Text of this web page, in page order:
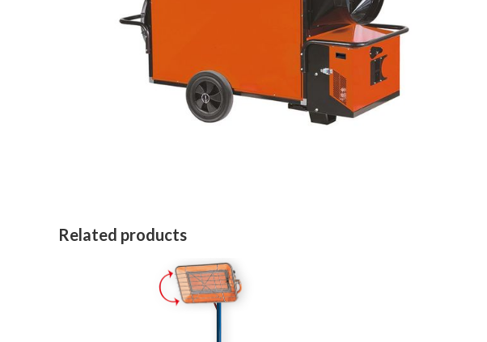
Related products